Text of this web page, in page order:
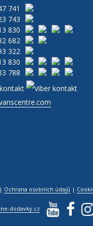
741
743
830
682
322
830
788
| Ochrana osobních údajů |
dodavky.cz